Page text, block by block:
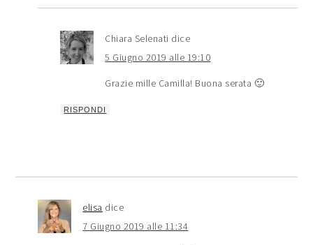
Chiara Selenati dice
5 Giugno 2019 alle 19:10
Grazie mille Camilla! Buona serata 🙂
RISPONDI
elisa dice
7 Giugno 2019 alle 11:34